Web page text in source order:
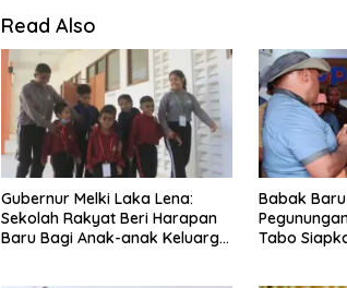
Read Also
Gubernur Melki Laka Lena:
Sekolah Rakyat Beri Harapan
Baru Bagi Anak-anak Keluarga
Babak
Tabo